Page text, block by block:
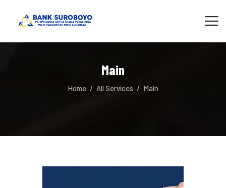
Main
Home All Services Main